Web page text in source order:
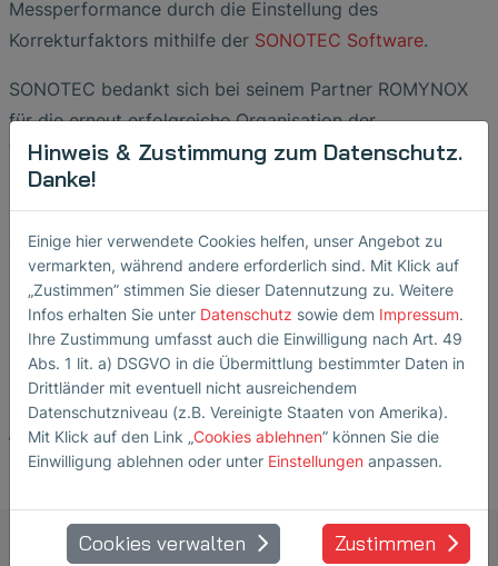
Messperformance durch die Einstellung des
Korrekturfaktors mithilfe der SONOTEC Software.
SONOTEC bedankt sich bei seinem Partner ROMYNOX
für die erneut erfolgreiche Organisation der
Veranstaltung sowie bei allen Teilnehmern für den
interessanten Austausch. Das große Interesse an der
berührungslosen Durchflussmessung unterstreicht die
wachsende Nachfrage nach zuverlässigen und
kontaminationsfreien Lösungen zur
Prozessüberwachung in der Bioprozesstechnik und in
High-Purity-Anwendungen.
Zurück zur Übersicht
Marketing Manager Nicht-invasive
Hinweis & Zustimmung zum Datenschutz.
Danke!
Einige hier verwendete Cookies helfen, unser Angebot zu
vermarkten, während andere erforderlich sind. Mit Klick auf
„Zustimmen” stimmen Sie dieser Datennutzung zu. Weitere
Infos erhalten Sie unter Datenschutz sowie dem Impressum.
Ihre Zustimmung umfasst auch die Einwilligung nach Art. 49
Abs. 1 lit. a) DSGVO in die Übermittlung bestimmter Daten in
Drittländer mit eventuell nicht ausreichendem
Datenschutzniveau (z.B. Vereinigte Staaten von Amerika).
Mit Klick auf den Link „Cookies ablehnen” können Sie die
Einwilligung ablehnen oder unter Einstellungen anpassen.
Cookies verwalten Zustimmen